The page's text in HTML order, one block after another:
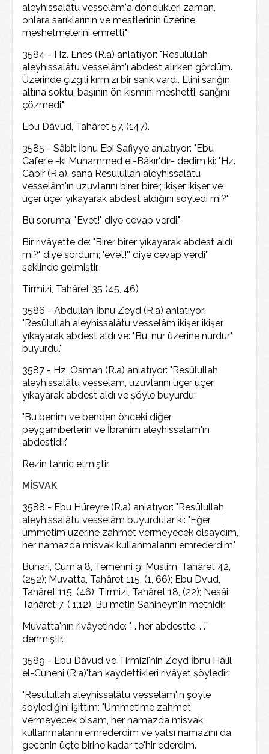
aleyhissalâtu vesselâm'a döndükleri zaman,
onlara sarıklarının ve mestlerinin üzerine
meshetmelerini emretti."
3584 - Hz. Enes (R.a) anlatıyor: "Resülullah
aleyhissalâtu vesselâm'ı abdest alırken gördüm.
Üzerinde çizgili kırmızı bir sarık vardı. Elini sarığın
altına soktu, başının ön kısmını meshetti, sarığını
çözmedi."
Ebu Dâvud, Tahâret 57, (147).
3585 - Sâbit İbnu Ebi Safiyye anlatıyor: "Ebu
Cafer'e -ki Muhammed el-Bâkır'dır- dedim ki: "Hz.
Câbir (R.a), sana Resülullah aleyhissalâtu
vesselâm'ın uzuvlarını birer birer, ikişer ikişer ve
üçer üçer yıkayarak abdest aldığını söyledi mi?"
Bu soruma: "Evet!" diye cevap verdi."
Bir rivâyette de: "Birer birer yıkayarak abdest aldı
mı?" diye sordum; "evet!'' diye cevap verdi''
şeklinde gelmiştir..
Tirmizi, Tahâret 35 (45, 46)
3586 - Abdullah İbnu Zeyd (R.a) anlatıyor:
"Resülullah aleyhissalâtu vesselâm ikişer ikişer
yıkayarak abdest aldı ve: "Bu, nur üzerine nurdur"
buyurdu.''
3587 - Hz. Osman (R.a) anlatıyor: "Resûlullah
aleyhissalâtu vesselam, uzuvlarını üçer üçer
yıkayarak abdest aldı ve şöyle buyurdu:
"Bu benim ve benden önceki diğer
peygamberlerin ve İbrahim aleyhissalam'ın
abdestidir."
Rezin tahric etmiştir.
MİSVAK
3588 - Ebu Hüreyre (R.a) anlatıyor: "Resülullah
aleyhissalâtu vesselâm buyurdular ki: "Eğer
ümmetim üzerine zahmet vermeyecek olsaydım,
her namazda misvak kullanmalarını emrederdim."
Buhari, Cum'a 8, Temenni 9; Müslim, Tahâret 42,
(252); Muvatta, Tahâret 115, (1, 66); Ebu Dvud,
Tahâret 115, (46); Tirmizi, Tahâret 18, (22); Nesâi,
Tahâret 7, ( 1,12). Bu metin Sahiheyn'in metnidir.
Muvatta'nın rivâyetinde: ". . her abdestte. . .''
denmiştir.
3589 - Ebu Dâvud ve Tirmizi'nin Zeyd İbnu Hâlil
el-Cüheni (R.a)'tan kaydettikleri rivâyet şöyledir:
"Resülullah aleyhissalâtu vesselâm'ın şöyle
söylediğini işittim: "Ümmetime zahmet
vermeyecek olsam, her namazda misvak
kullanmalarını emrederdim ve yatsı namazını da
gecenin üçte birine kadar te'hir ederdim.